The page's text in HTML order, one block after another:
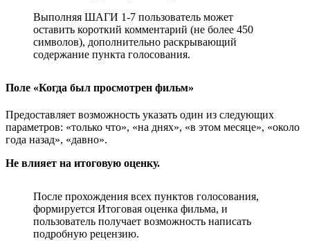
Выполняя ШАГИ 1-7 пользователь может
оставить короткий комментарий (не более 450
символов), дополнительно раскрывающий
содержание пункта голосования.
Поле «Когда был просмотрен фильм»
Предоставляет возможность указать один из следующих
параметров: «только что», «на днях», «в этом месяце», «около
года назад», «давно».
Не влияет на итоговую оценку.
После прохождения всех пунктов голосования,
формируется Итоговая оценка фильма, и
пользователь получает возможность написать
подробную рецензию.